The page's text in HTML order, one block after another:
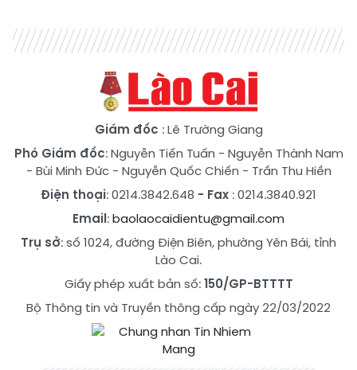
Giám đốc : Lê Trường Giang
Phó Giám đốc:Nguyễn Tiến Tuấn - Nguyễn Thành Nam
- Bùi Minh Đức- Nguyễn Quốc Chiến - Trần Thu Hiền
Điện thoại: 0214.3842.648 - Fax : 0214.3840.921
Email:baolaocaidientu@gmail.com
Trụ sở: số 1024, đường Điện Biên, phường Yên Bái, tỉnh
Lào Cai.
Giấy phép xuất bản số:150/GP-BTTTT
Bộ Thông tin và Truyền thông cấp ngày 22/03/2022